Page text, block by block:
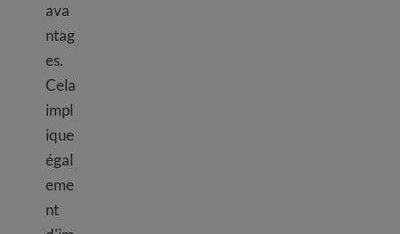
ava
ntag
es.
Cela
impl
ique
égal
eme
nt